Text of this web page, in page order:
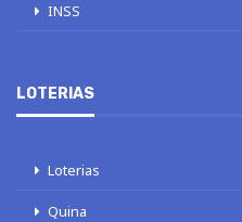
INSS
LOTERIAS
Loterias
Quina